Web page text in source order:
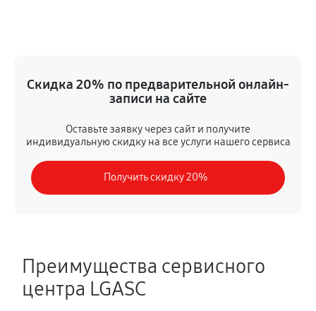
Скидка 20% по предварительной онлайн-
записи на сайте
Оставьте заявку через сайт и получите
индивидуальную скидку на все услуги нашего сервиса
Получить скидку 20%
Преимущества сервисного
центра LGASC